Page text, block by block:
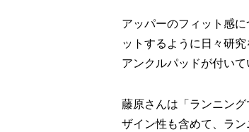
アッパーのフィット感
ットするように日々研
アンクルパッドが付いて
藤原さんは「ランニン
ザイン性も含めて、ラ